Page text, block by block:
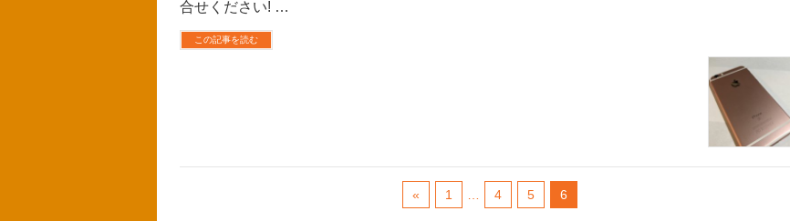
合せください! …
この記事を読む
« 1 4 5 6